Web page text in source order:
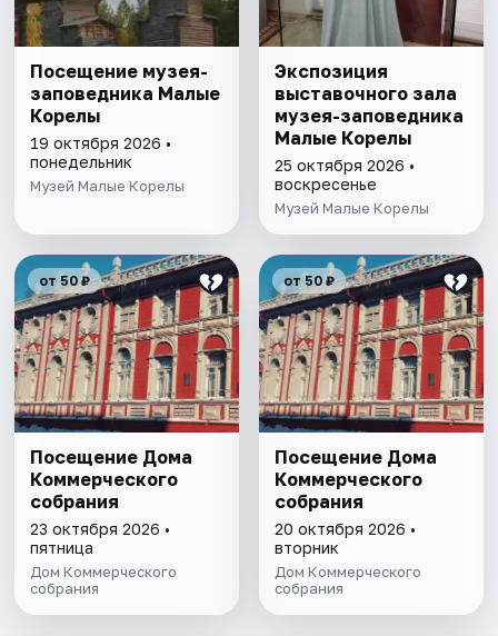
Посещение музея-
заповедника Малые
Корелы
19 октября 2026 •
понедельник
Музей Малые Корелы
Экспозиция
выставочного зала
музея-заповедника
Малые Корелы
25 октября 2026 •
воскресенье
Музей Малые Корелы
от 50 ₽
Посещение Дома
Коммерческого
собрания
23 октября 2026 •
пятница
Дом Коммерческого
собрания
от 50 ₽
Посещение Дома
Коммерческого
собрания
20 октября 2026 •
вторник
Дом Коммерческого
собрания